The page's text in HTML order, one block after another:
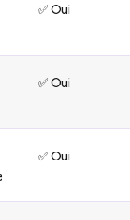
✅ Oui
✅ Oui
✅ Oui